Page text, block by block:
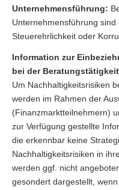
Unternehmensführung:
Unternehmensführung
Steuerehrlichkeit oder
Information zur
bei der
Um Nachhaltigkeitsrisiken
werden im Rahmen der
(Finanzmarktteilnehmern)
zur Verfügung gestellte
die erkennbar keine
Nachhaltigkeitsrisiken in
werden ggf. nicht
gesondert dargestellt,